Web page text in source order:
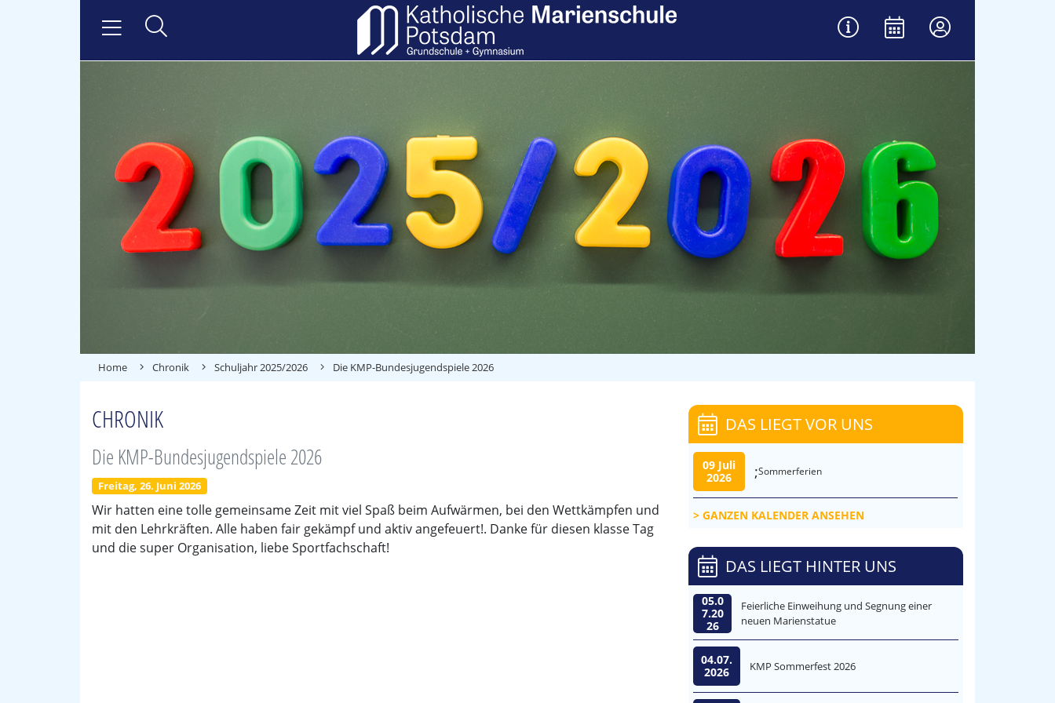
Home Chronik Schuljahr 2025/2026 Die KMP-Bundesjugendspiele 2026
CHRONIK
Die KMP-Bundesjugendspiele 2026
Freitag, 26. Juni 2026
Wir hatten eine tolle gemeinsame Zeit mit viel Spaß beim Aufwärmen, bei den Wettkämpfen und
mit den Lehrkräften. Alle haben fair gekämpf und aktiv angefeuert!. Danke für diesen klasse Tag
und die super Organisation, liebe Sportfachschaft!
DAS LIEGT VOR UNS
09 Juli
2026
;Sommerferien
GANZEN KALENDER ANSEHEN
DAS LIEGT HINTER UNS
05.0
7.20
26
Feierliche Einweihung und Segnung einer
neuen Marienstatue
04.07.
2026
KMP Sommerfest 2026